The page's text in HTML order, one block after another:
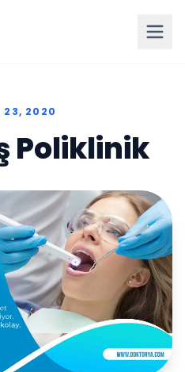
23, 2020
Poliklinik